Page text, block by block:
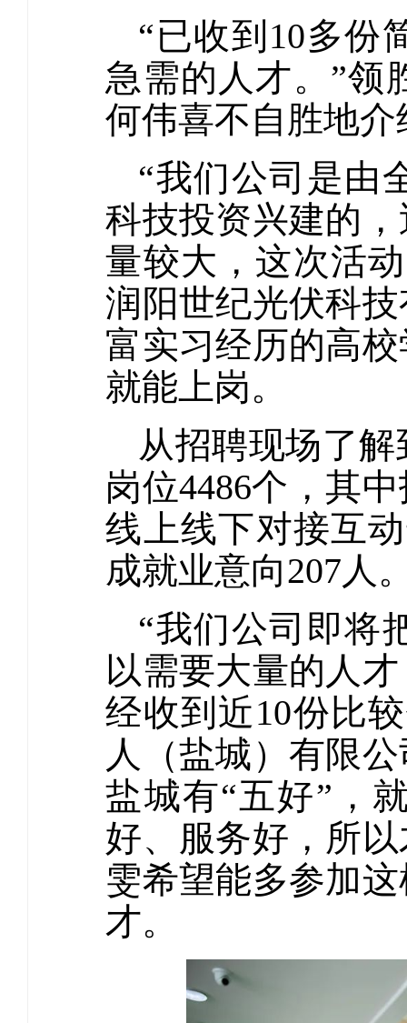
“已收到10多份
急需的人才。”领
何伟喜不自胜地
“我们公司是由
科技投资兴建的
量较大，这次活
润阳世纪光伏科
富实习经历的高
就能上岗。
从招聘现场了
岗位4486个，其
线上线下对接互
成就业意向207人
“我们公司即将
以需要大量的人
经收到近10份比
人（盐城）有限
盐城有“五好”，
好、服务好，所
雯希望能多参加
才。